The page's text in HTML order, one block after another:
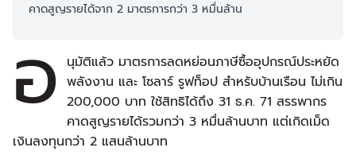
คาดสูญรายได้จาก 2 มาตรการกว่า 3 หมื่นล้าน
อ นุมัติแล้ว มาตรการลดหย่อนภาษีซื้ออุปกรณ์ประหยัด
พลังงาน และ โซลาร์ รูฟท็อป สำหรับบ้านเรือน ไม่เกิน
200,000 บาท ใช้สิทธิได้ถึง 31 ธ.ค. 71 สรรพากร
คาดสูญรายได้รวมกว่า 3 หมื่นล้านบาท แต่เกิดเม็ด
เงินลงทุนกว่า 2 แสนล้านบาท